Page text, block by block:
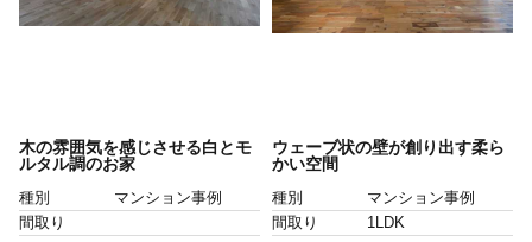
木の雰囲気を感じさせる白とモ
ルタル調のお家
種別
マンション事例
間取り
ウェーブ状の壁が創り出す柔ら
かい空間
種別
マンション事例
間取り
1LDK